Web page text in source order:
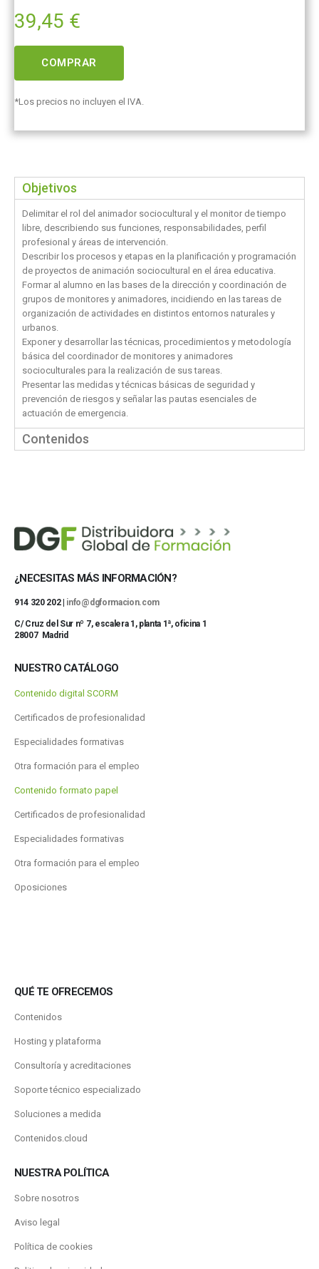
39,45 €
COMPRAR
*Los precios no incluyen el IVA.
Objetivos
Delimitar el rol del animador sociocultural y el monitor de tiempo
libre, describiendo sus funciones, responsabilidades, perfil
profesional y áreas de intervención.
Describir los procesos y etapas en la planificación y programación
de proyectos de animación sociocultural en el área educativa.
Formar al alumno en las bases de la dirección y coordinación de
grupos de monitores y animadores, incidiendo en las tareas de
organización de actividades en distintos entornos naturales y
urbanos.
Exponer y desarrollar las técnicas, procedimientos y metodología
básica del coordinador de monitores y animadores
socioculturales para la realización de sus tareas.
Presentar las medidas y técnicas básicas de seguridad y
prevención de riesgos y señalar las pautas esenciales de
actuación de emergencia.
Contenidos
¿NECESITAS MÁS INFORMACIÓN?
914 320 202 | info@dgformacion.com
C/ Cruz del Sur nº 7, escalera 1, planta 1ª, oficina 1
28007 Madrid
NUESTRO CATÁLOGO
Contenido digital SCORM
Certificados de profesionalidad
Especialidades formativas
Otra formación para el empleo
Contenido formato papel
Certificados de profesionalidad
Especialidades formativas
Otra formación para el empleo
Oposiciones
QUÉ TE OFRECEMOS
Contenidos
Hosting y plataforma
Consultoría y acreditaciones
Soporte técnico especializado
Soluciones a medida
Contenidos.cloud
NUESTRA POLÍTICA
Sobre nosotros
Aviso legal
Política de cookies